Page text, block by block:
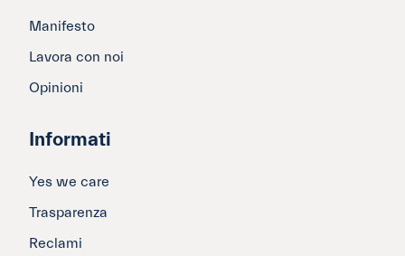
Manifesto
Lavora con noi
Opinioni
Informati
Yes we care
Trasparenza
Reclami